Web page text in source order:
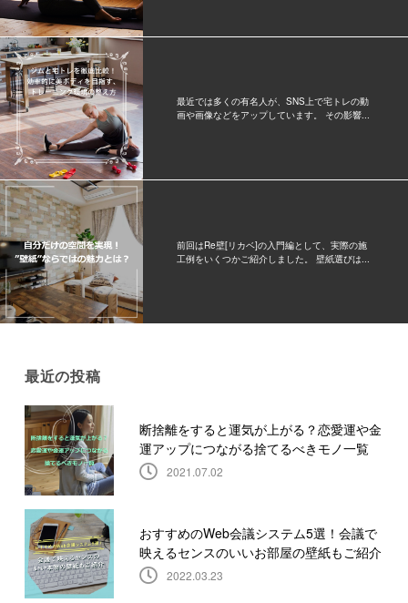
最近では多くの有名人が、SNS上で宅トレの動
画や画像などをアップしています。 その影響...
前回はRe壁[リカベ]の入門編として、実際の施
工例をいくつかご紹介しました。 壁紙選びは...
最近の投稿
断捨離をすると運気が上がる？恋愛運や金
運アップにつながる捨てるべきモノ一覧
2021.07.02
おすすめのWeb会議システム5選！会議で
映えるセンスのいいお部屋の壁紙もご紹介
2022.03.23